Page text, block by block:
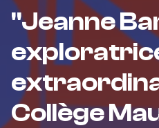
"Jeanne
Collège